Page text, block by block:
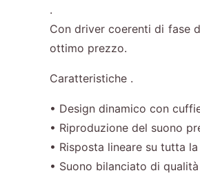
.
Con driver coerenti di fase
ottimo prezzo.
Caratteristiche .
• Design dinamico con
• Riproduzione del suono
• Risposta lineare su tutta
• Suono bilanciato di